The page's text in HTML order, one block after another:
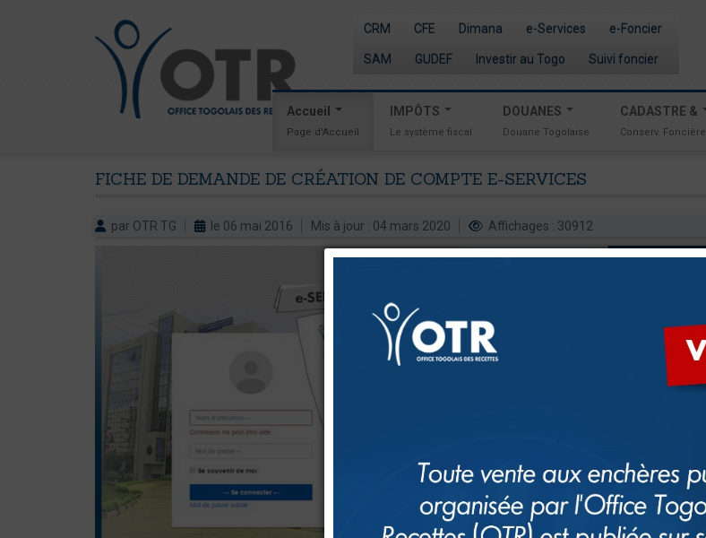
CRM CFE Dimana e-Services e-Foncier
SAM GUDEF Investir au Togo Suivi foncier
Accueil
Page d'Accueil
IMPÔTS
Le système fiscal
DOUANES
Douane Togolaise
CADASTRE &
Conserv. Foncière
FICHE DE DEMANDE DE CRÉATION DE COMPTE E-SERVICES
par OTR TG le 06 mai 2016 Mis à jour : 04 mars 2020 Affichages : 30912